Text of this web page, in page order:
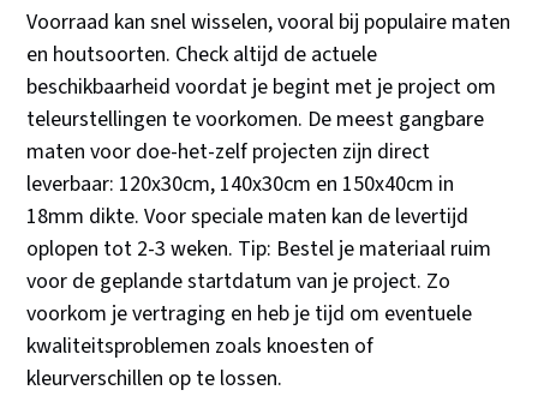
Voorraad kan snel wisselen, vooral bij populaire maten
en houtsoorten. Check altijd de actuele
beschikbaarheid voordat je begint met je project om
teleurstellingen te voorkomen. De meest gangbare
maten voor doe-het-zelf projecten zijn direct
leverbaar: 120x30cm, 140x30cm en 150x40cm in
18mm dikte. Voor speciale maten kan de levertijd
oplopen tot 2-3 weken. Tip: Bestel je materiaal ruim
voor de geplande startdatum van je project. Zo
voorkom je vertraging en heb je tijd om eventuele
kwaliteitsproblemen zoals knoesten of
kleurverschillen op te lossen.